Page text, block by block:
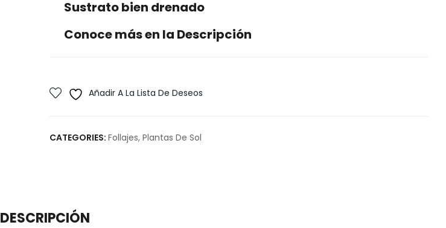
Sustrato bien drenado
Conoce más en la Descripción
Añadir A La Lista De Deseos
CATEGORIES: Follajes, Plantas De Sol
DESCRIPCIÓN